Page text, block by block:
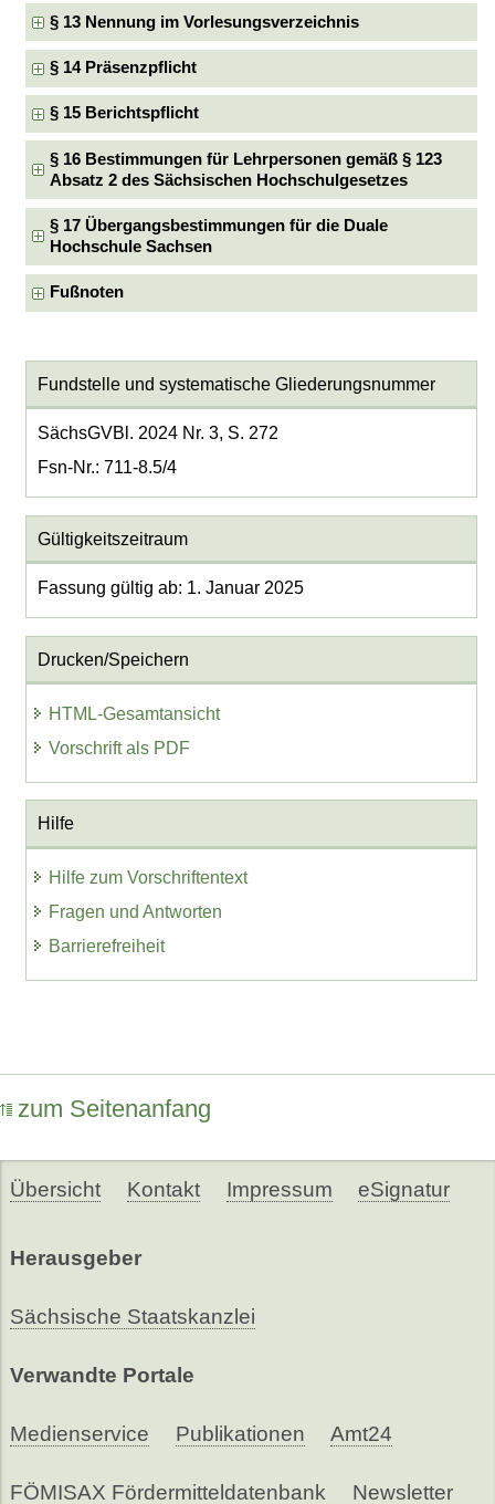
§ 13 Nennung im Vorlesungsverzeichnis
§ 14 Präsenzpflicht
§ 15 Berichtspflicht
§ 16 Bestimmungen für Lehrpersonen gemäß § 123
Absatz 2 des Sächsischen Hochschulgesetzes
§ 17 Übergangsbestimmungen für die Duale
Hochschule Sachsen
Fußnoten
Fundstelle und systematische Gliederungsnummer
SächsGVBl. 2024 Nr. 3, S. 272
Fsn-Nr.: 711-8.5/4
Gültigkeitszeitraum
Fassung gültig ab: 1. Januar 2025
Drucken/Speichern
HTML-Gesamtansicht
Vorschrift als PDF
Hilfe
Hilfe zum Vorschriftentext
Fragen und Antworten
Barrierefreiheit
zum Seitenanfang
Übersicht Kontakt Impressum eSignatur
Herausgeber
Sächsische Staatskanzlei
Verwandte Portale
Medienservice Publikationen Amt24
FÖMISAX Fördermitteldatenbank Newsletter